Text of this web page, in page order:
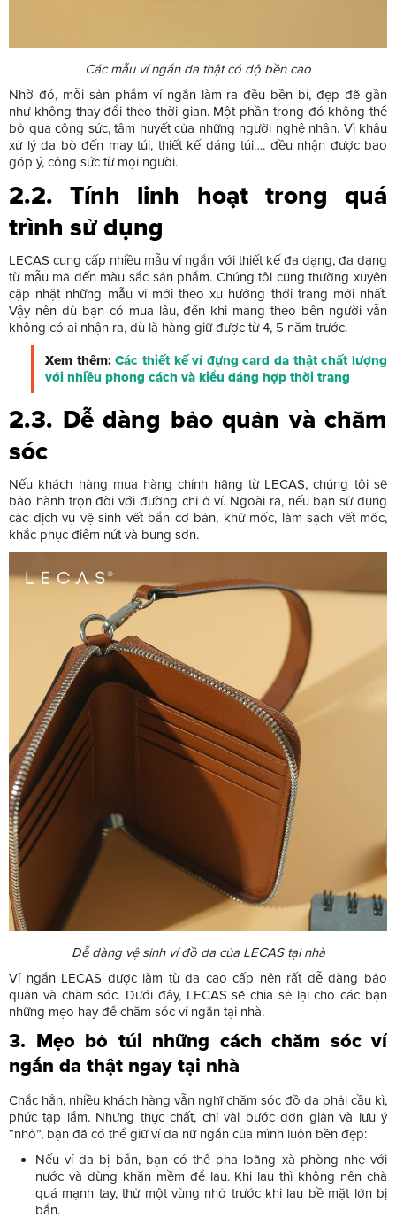
Các mẫu ví ngắn da thật có độ bền cao
Nhờ đó, mỗi sản phẩm ví ngắn làm ra đều bền bỉ, đẹp đẽ gần
như không thay đổi theo thời gian. Một phần trong đó không thể
bỏ qua công sức, tâm huyết của những người nghệ nhân. Vì khâu
xử lý da bò đến may túi, thiết kế dáng túi…. đều nhận được bao
góp ý, công sức từ mọi người.
2.2. Tính linh hoạt trong quá
trình sử dụng
LECAS cung cấp nhiều mẫu ví ngắn với thiết kế đa dạng, đa dạng
từ mẫu mã đến màu sắc sản phẩm. Chúng tôi cũng thường xuyên
cập nhật những mẫu ví mới theo xu hướng thời trang mới nhất.
Vậy nên dù bạn có mua lâu, đến khi mang theo bên người vẫn
không có ai nhận ra, dù là hàng giữ được từ 4, 5 năm trước.
Xem thêm:Các thiết kế ví đựng card da thật chất lượng
với nhiều phong cách và kiểu dáng hợp thời trang
2.3. Dễ dàng bảo quản và chăm
sóc
Nếu khách hàng mua hàng chính hãng từ LECAS, chúng tôi sẽ
bảo hành trọn đời với đường chỉ ở ví. Ngoài ra, nếu bạn sử dụng
các dịch vụ vệ sinh vết bẩn cơ bản, khử mốc, làm sạch vết mốc,
khắc phục điểm nứt và bung sơn.
Dễ dàng vệ sinh ví đồ da của LECAS tại nhà
Ví ngắn LECAS được làm từ da cao cấp nên rất dễ dàng bảo
quản và chăm sóc. Dưới đây, LECAS sẽ chia sẻ lại cho các bạn
những mẹo hay để chăm sóc ví ngắn tại nhà.
3. Mẹo bỏ túi những cách chăm sóc ví
ngắn da thật ngay tại nhà
Chắc hẳn, nhiều khách hàng vẫn nghĩ chăm sóc đồ da phải cầu kì,
phức tạp lắm. Nhưng thực chất, chỉ vài bước đơn giản và lưu ý
“nhỏ”, bạn đã có thể giữ ví da nữ ngắn của mình luôn bền đẹp:
Nếu ví da bị bẩn, bạn có thể pha loãng xà phòng nhẹ với
nước và dùng khăn mềm để lau. Khi lau thì không nên chà
quá mạnh tay, thử một vùng nhỏ trước khi lau bề mặt lớn bị
bẩn.